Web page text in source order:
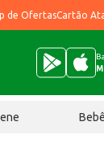
de OfertasCartão